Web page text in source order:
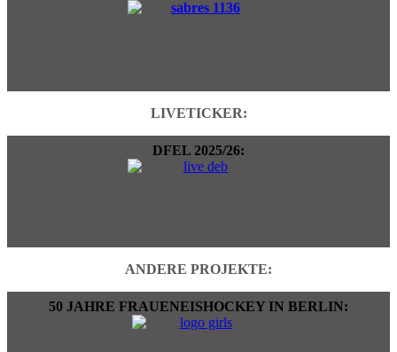
LIVETICKER:
DFEL 2025/26:
ANDERE PROJEKTE:
50 JAHRE FRAUENEISHOCKEY IN BERLIN: